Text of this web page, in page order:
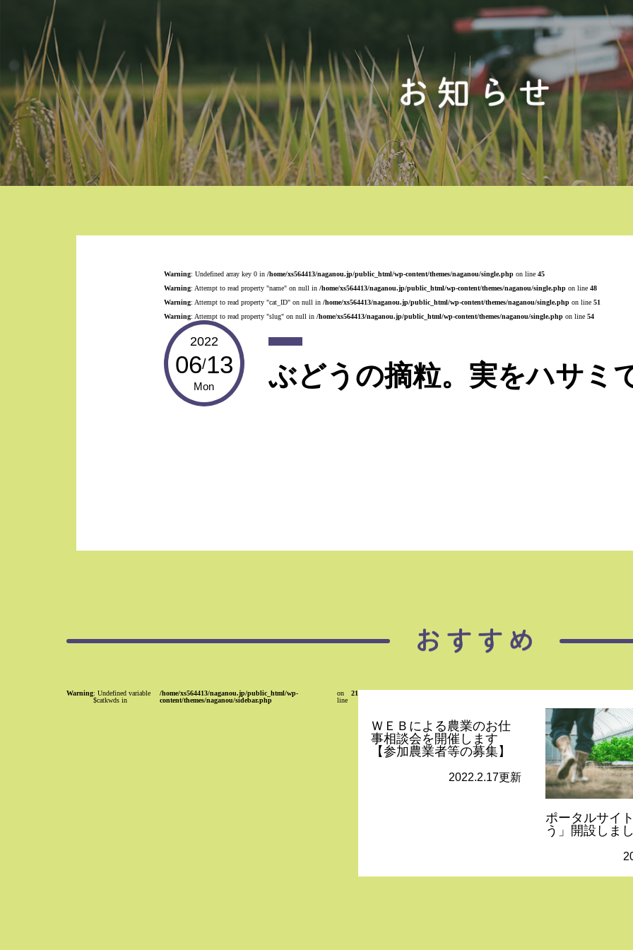
Warning: Undefined array key 0 in /home/xs564413/naganou.jp/public_html/wp-content/themes/naganou/single.phpon line 45
Warning: Attempt to read property "name" on null in /home/xs564413/naganou.jp/public_html/wp-content/themes/naganou/single.phpon line 48
Warning: Attempt to read property "cat_ID" on null in /home/xs564413/naganou.jp/public_html/wp-content/themes/naganou/single.phpon line 51
Warning: Attempt to read property "slug" on null in /home/xs564413/naganou.jp/public_html/wp-content/themes/naganou/single.phpon line 54
2022
06/13
Mon ぶどうの摘粒。実をハサミ
Warning: Undefined variable
$catkwds in
/home/xs564413/naganou.jp/public_html/wp-
content/themes/naganou/sidebar.php
on
line
21
ＷＥＢによる農業のお仕
事相談会を開催します
【参加農業者等の募集】
2022.2.17更新
ポータルサイ
う」開設しま